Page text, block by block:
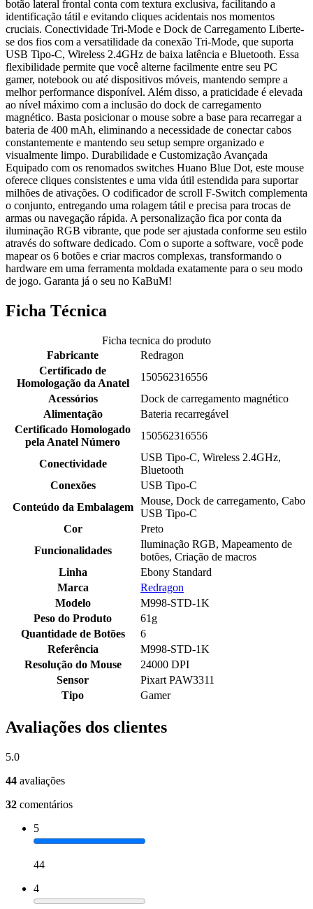
botão lateral frontal conta com textura exclusiva, facilitando a
identificação tátil e evitando cliques acidentais nos momentos
cruciais. Conectividade Tri-Mode e Dock de Carregamento Liberte-
se dos fios com a versatilidade da conexão Tri-Mode, que suporta
USB Tipo-C, Wireless 2.4GHz de baixa latência e Bluetooth. Essa
flexibilidade permite que você alterne facilmente entre seu PC
gamer, notebook ou até dispositivos móveis, mantendo sempre a
melhor performance disponível. Além disso, a praticidade é elevada
ao nível máximo com a inclusão do dock de carregamento
magnético. Basta posicionar o mouse sobre a base para recarregar a
bateria de 400 mAh, eliminando a necessidade de conectar cabos
constantemente e mantendo seu setup sempre organizado e
visualmente limpo. Durabilidade e Customização Avançada
Equipado com os renomados switches Huano Blue Dot, este mouse
oferece cliques consistentes e uma vida útil estendida para suportar
milhões de ativações. O codificador de scroll F-Switch complementa
o conjunto, entregando uma rolagem tátil e precisa para trocas de
armas ou navegação rápida. A personalização fica por conta da
iluminação RGB vibrante, que pode ser ajustada conforme seu estilo
através do software dedicado. Com o suporte a software, você pode
mapear os 6 botões e criar macros complexas, transformando o
hardware em uma ferramenta moldada exatamente para o seu modo
de jogo. Garanta já o seu no KaBuM!
Ficha Técnica
Ficha tecnica do produto
Fabricante
Redragon
Certificado de
Homologação da Anatel
150562316556
Acessórios
Dock de carregamento magnético
Alimentação
Bateria recarregável
Certificado Homologado
pela Anatel Número
150562316556
Conectividade
USB Tipo-C, Wireless 2.4GHz,
Bluetooth
Conexões
USB Tipo-C
Conteúdo da Embalagem
Mouse, Dock de carregamento, Cabo
USB Tipo-C
Cor
Preto
Funcionalidades
Iluminação RGB, Mapeamento de
botões, Criação de macros
Linha
Ebony Standard
Marca
Redragon
Modelo
M998-STD-1K
Peso do Produto
61g
Quantidade de Botões
6
Referência
M998-STD-1K
Resolução do Mouse
24000 DPI
Sensor
Pixart PAW3311
Tipo
Gamer
Avaliações dos clientes
5.0
44 avaliações
32 comentários
5
44
4